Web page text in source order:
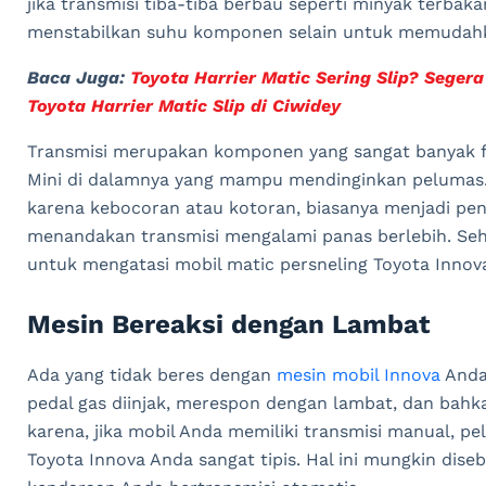
menstabilkan suhu komponen selain untuk
Baca Juga: Toyota Harrier Matic Sering Slip?
Toyota Harrier Matic Slip di Ciwidey
Transmisi merupakan komponen yang sangat
Mini di dalamnya yang mampu mendinginkan
karena kebocoran atau kotoran, biasanya menjadi
menandakan transmisi mengalami panas berlebih.
untuk mengatasi mobil matic persneling Toyota
Mesin Bereaksi dengan Lambat
Ada yang tidak beres dengan mesin mobil Innova
pedal gas diinjak, merespon dengan lambat, dan
karena, jika mobil Anda memiliki transmisi manual,
Toyota Innova Anda sangat tipis. Hal ini mungkin